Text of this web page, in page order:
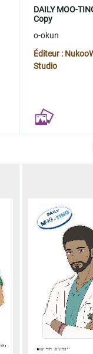
DAILY MOO-
Copy
o-okun
Éditeur :
Studio